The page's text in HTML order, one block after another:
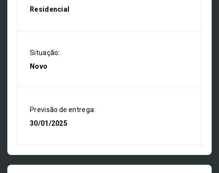
Residencial
Situação:
Novo
Previsão de entrega:
30/01/2025